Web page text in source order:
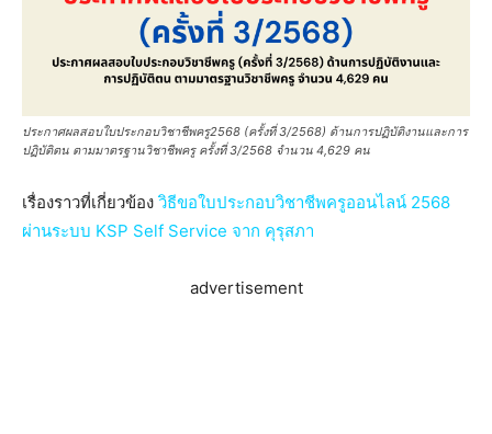
ประกาศผลสอบใบประกอบวิชาชีพครู2568 (ครั้งที่ 3/2568) ด้านการปฏิบัติงานและการ
ปฏิบัติตน ตามมาตรฐานวิชาชีพครู ครั้งที่ 3/2568 จำนวน 4,629 คน
เรื่องราวที่เกี่ยวข้อง วิธีขอใบประกอบวิชาชีพครูออนไลน์ 2568
ผ่านระบบ KSP Self Service จาก คุรุสภา
advertisement